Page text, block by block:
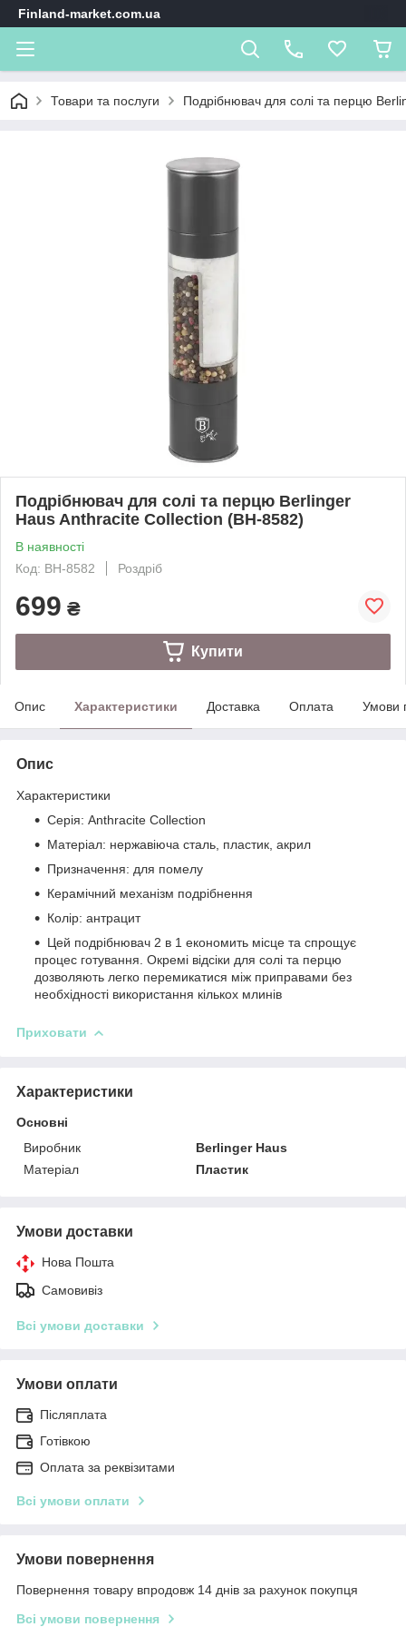
Finland-market.com.ua
Товари та послуги Подрібнювач для солі та перцю
Подрібнювач для солі та перцю Berlinger
Haus Anthracite Collection (BH-8582)
В наявності
Код: BH-8582
Роздріб
699 ₴
Купити
Опис Характеристики Доставка Оплата Умови
Опис
Характеристики
Серія: Anthracite Collection
Матеріал: нержавіюча сталь, пластик, акрил
Призначення: для помелу
Керамічний механізм подрібнення
Колір: антрацит
Цей подрібнювач 2 в 1 економить місце та спрощує
процес готування. Окремі відсіки для солі та перцю
дозволяють легко перемикатися між приправами без
необхідності використання кількох млинів
Приховати
Характеристики
Основні
Виробник
Berlinger Haus
Матеріал
Пластик
Умови доставки
Нова Пошта
Самовивіз
Всі умови доставки
Умови оплати
Післяплата
Готівкою
Оплата за реквізитами
Всі умови оплати
Умови повернення
Повернення товару впродовж 14 днів за рахунок покупця
Всі умови повернення